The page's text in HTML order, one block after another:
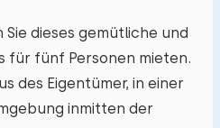
dieses gemütliche und
für fünf Personen mieten.
des Eigentümer, in einer
inmitten der
Do Fr Sa So
30 31 01 02
06 07 08